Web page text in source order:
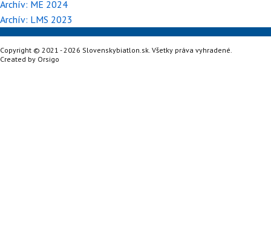
Archív: ME 2024
Archív: LMS 2023
Copyright © 2021 - 2026 Slovenskybiatlon.sk. Všetky práva vyhradené.
Created by Orsigo